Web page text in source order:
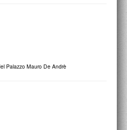
Palazzo Mauro De Andrè